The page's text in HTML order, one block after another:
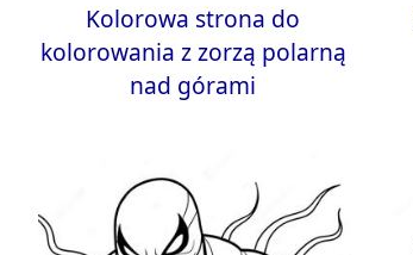
Kolorowa strona do
kolorowania z zorzą polarną
nad górami